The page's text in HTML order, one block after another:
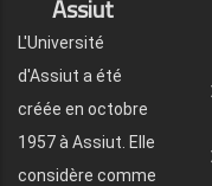
L'Université
d'Assiut a été
créée en octobre
1957 à Assiut. Elle
considère comme